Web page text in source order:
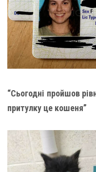
“Сьогодні пройшов
притулку це кошеня”